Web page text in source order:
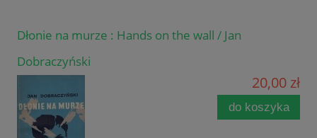
Dłonie na murze : Hands on the wall / Jan
Dobraczyński
20,00 zł
do koszyka